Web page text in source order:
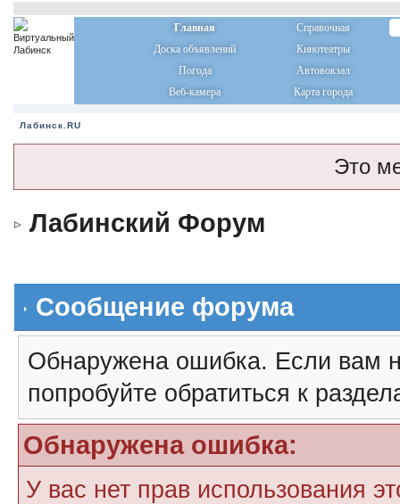
Главная
Справочная
Доска объявлений
Кинотеатры
Погода
Автовокзал
Веб-камера
Карта города
Лабинск.RU
Это
Лабинский Форум
Сообщение форума
Обнаружена ошибка. Если вам
попробуйте обратиться к
Обнаружена ошибка:
У вас нет прав использования